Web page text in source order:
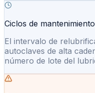
Ciclos de
El intervalo de
autoclaves de alta
número de lote del